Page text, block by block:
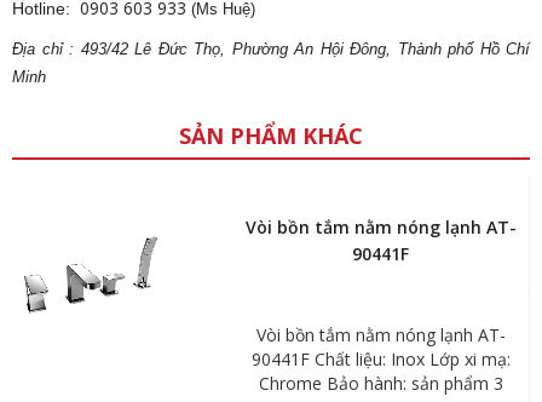
Hotline: 0903 603 933 (Ms Huệ)
Địa chỉ : 493/42 Lê Đức Thọ, Phường An Hội Đông, Thành phố Hồ Chí
Minh
SẢN PHẨM KHÁC
Vòi bồn tắm nằm nóng lạnh AT-
90441F
Vòi bồn tắm nằm nóng lạnh AT-
90441F Chất liệu: Inox Lớp xi mạ:
Chrome Bảo hành: sản phẩm 3